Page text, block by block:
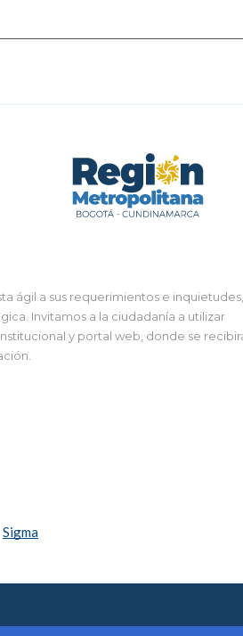
ágil a sus requerimientos e inquietudes,
Invitamos a la ciudadanía a utilizar
y portal web, donde se
Sigma